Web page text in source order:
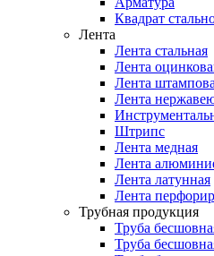
Квадрат
Лента
Лента стальная
Лента
Лента
Лента
Штрипс
Лента медная
Лента
Лента латунная
Лента
Трубная продукция
Труба
Труба